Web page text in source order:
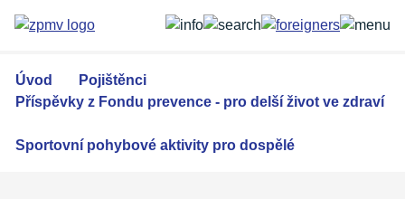
obsahu
Úvod
Pojištěnci
Příspěvky z Fondu prevence - pro delší život ve zdraví
Sportovní pohybové aktivity pro dospělé